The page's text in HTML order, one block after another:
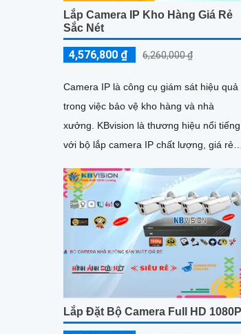
Lắp Camera IP Kho Hàng Giá Rẻ
Sắc Nét
4,576,800 ₫ 6,260,000 ₫
Camera IP là công cụ giám sát hiệu quả
trong việc bảo vệ kho hàng và nhà
xưởng. KBvision là thương hiệu nổi tiếng
với bộ lắp camera IP chất lượng, giá rẻ
Lắp Đặt Bộ Camera Full HD 1080P